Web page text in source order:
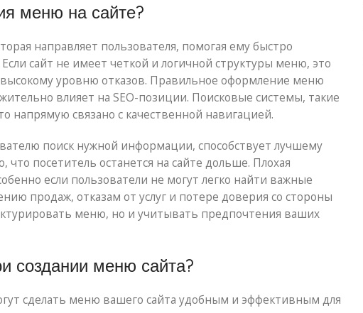
меню на сайте?
направляет пользователя, помогая ему быстро
сайт не имеет четкой и логичной структуры меню, это
уровню отказов. Правильное оформление меню
влияет на SEO-позиции. Поисковые системы, такие
напрямую связано с качественной навигацией.
поиск нужной информации, способствует лучшему
посетитель останется на сайте дольше. Плохая
если пользователи не могут легко найти важные
продаж, отказам от услуг и потере доверия со стороны
меню, но и учитывать предпочтения ваших
создании меню сайта?
сделать меню вашего сайта удобным и эффективным для